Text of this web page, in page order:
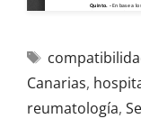
Canarias,
reumatología,